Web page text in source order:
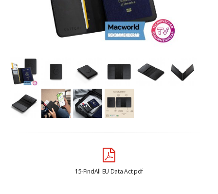
15-FindAll EU Data Act.pdf